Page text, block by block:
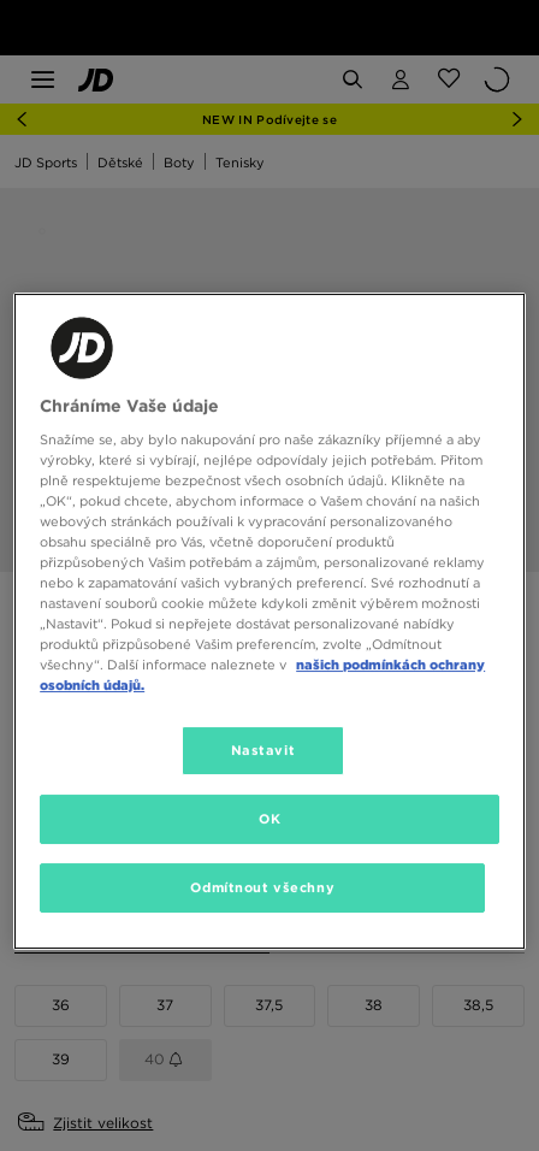
NEW IN Podívejte se
JD Sports Dětské Boty Tenisky
ONLY AT JD
NEW BALANCE 1906
Černá
36 37 37,5 38 38,5
39 40
Zjistit velikost
Chráníme Vaše údaje
Snažíme se, aby bylo nakupování pro naše zákazníky příjemné a aby
výrobky, které si vybírají, nejlépe odpovídaly jejich potřebám. Přitom
plně respektujeme bezpečnost všech osobních údajů. Klikněte na
„OK“, pokud chcete, abychom informace o Vašem chování na našich
webových stránkách používali k vypracování personalizovaného
obsahu speciálně pro Vás, včetně doporučení produktů
přizpůsobených Vašim potřebám a zájmům, personalizované reklamy
nebo k zapamatování vašich vybraných preferencí. Své rozhodnutí a
nastavení souborů cookie můžete kdykoli změnit výběrem možnosti
„Nastavit“. Pokud si nepřejete dostávat personalizované nabídky
produktů přizpůsobené Vašim preferencím, zvolte „Odmítnout
všechny“. Další informace naleznete v našich podmínkách ochrany
osobních údajů.
Nastavit
Odmítnout všechny
OK